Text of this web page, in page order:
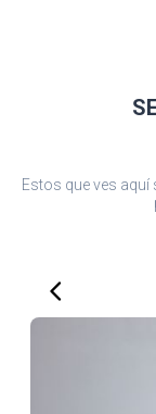
Estos que ves